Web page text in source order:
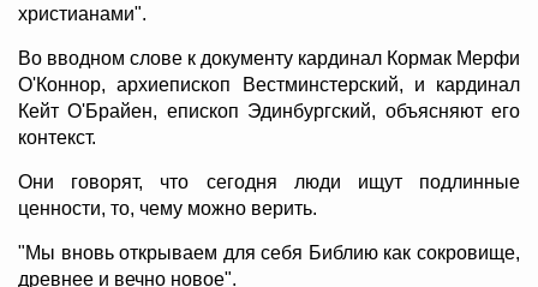
христианами".
Во вводном слове к документу кардинал Кормак Мерфи
О'Коннор, архиепископ Вестминстерский, и кардинал
Кейт О'Брайен, епископ Эдинбургский, объясняют его
контекст.
Они говорят, что сегодня люди ищут подлинные
ценности, то, чему можно верить.
"Мы вновь открываем для себя Библию как сокровище,
древнее и вечно новое".